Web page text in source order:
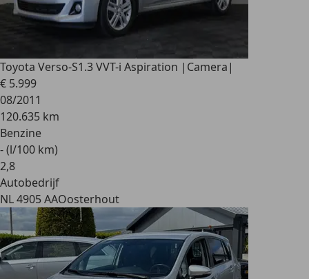
Toyota Verso-S1.3 VVT-i Aspiration |Camera|
€ 5.999
08/2011
120.635 km
Benzine
- (l/100 km)
2,8
Autobedrijf
NL 4905 AAOosterhout